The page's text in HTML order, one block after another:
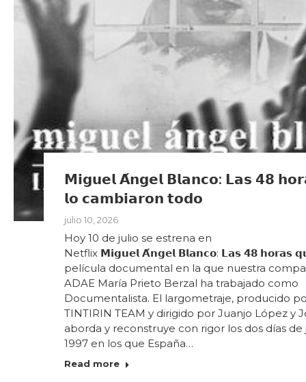
𝗠𝗶𝗴𝘂𝗲𝗹 𝗔́𝗻𝗴𝗲𝗹 𝗕𝗹𝗮𝗻𝗰𝗼: 𝗟𝗮𝘀 𝟰𝟴
𝗹𝗼 𝗰𝗮𝗺𝗯𝗶𝗮𝗿𝗼𝗻 𝘁𝗼𝗱𝗼
julio 10, 2026
Hoy 10 de julio se estrena en
Netflix 𝗠𝗶𝗴𝘂𝗲𝗹 𝗔́𝗻𝗴𝗲𝗹 𝗕𝗹𝗮𝗻𝗰𝗼: 𝗟𝗮𝘀 𝟰𝟴 𝗵𝗼𝗿𝗮𝘀
película documental en la que nuestra
ADAE María Prieto Berzal ha trabajado como
Documentalista. El largometraje, producido
TINTIRIN TEAM y dirigido por Juanjo López y
aborda y reconstruye con rigor los dos días de
1997 en los que España…
Read more